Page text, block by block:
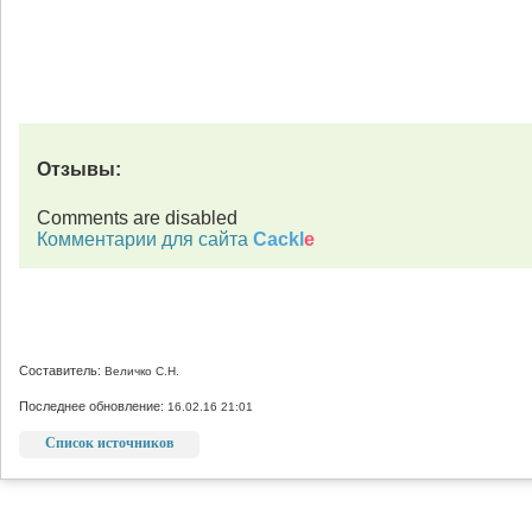
Отзывы:
Comments are disabled
Комментарии для сайта Cackl e
Составитель: Величко С.Н.
Последнее обновление: 16.02.16 21:01
Список источников